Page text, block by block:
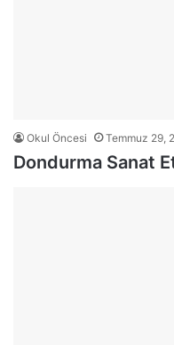
Okul Öncesi Temmuz 29,
Dondurma Sanat